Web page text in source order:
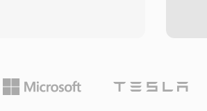
modern, file RM
dan PCM, di
dikombinasikan